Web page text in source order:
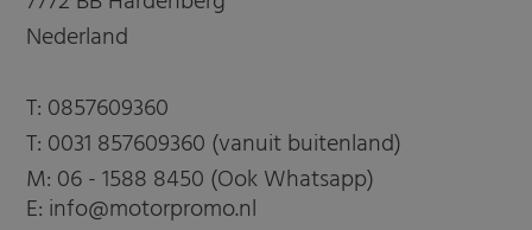
Nederland
T: 0857609360
T: 0031 857609360 (vanuit buitenland)
M: 06 - 1588 8450 (Ook Whatsapp)
E: info@motorpromo.nl